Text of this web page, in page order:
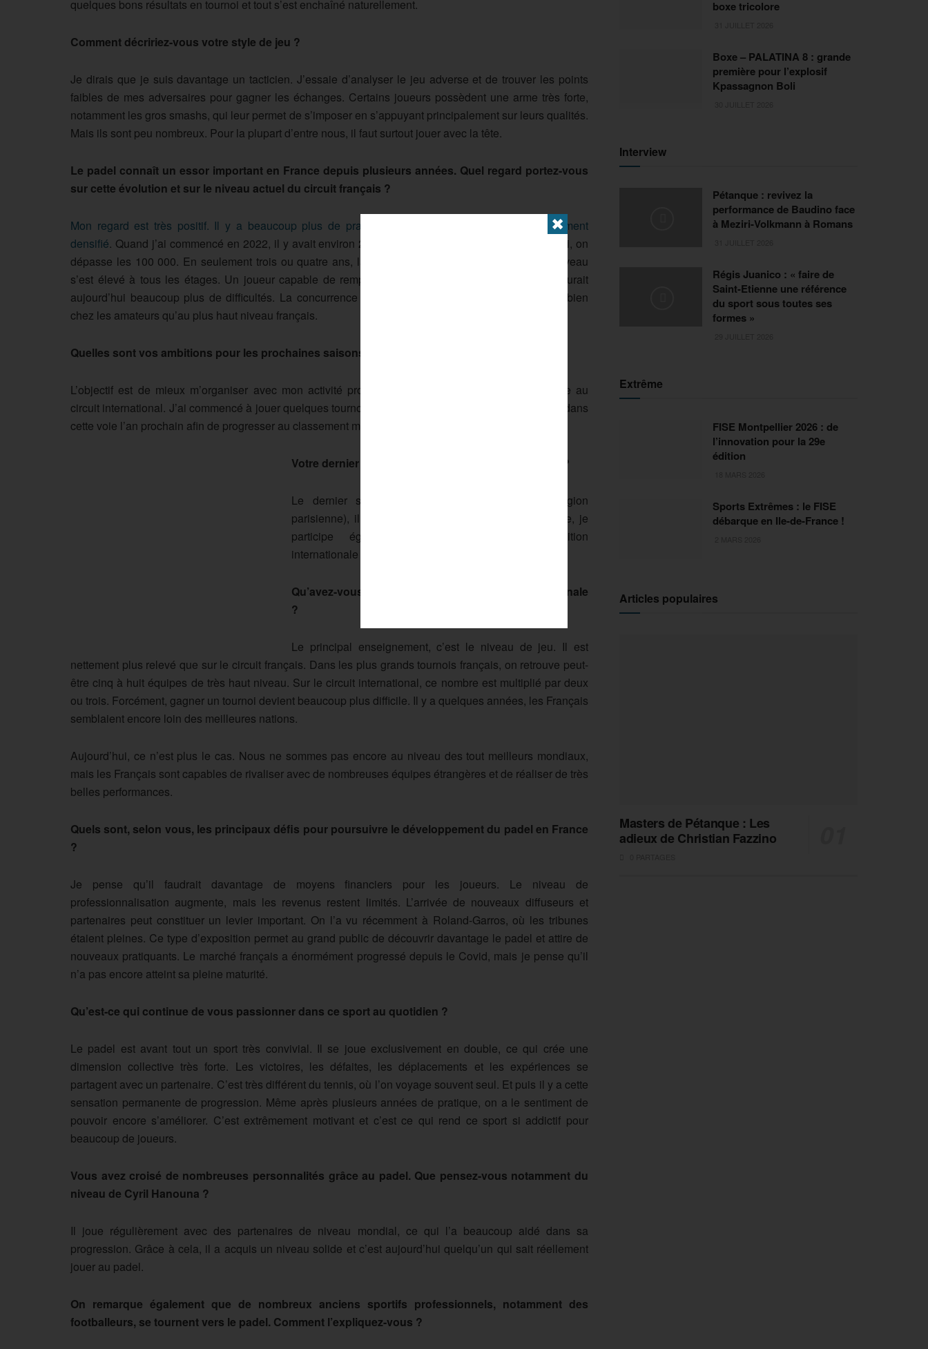
quelques bons résultats en tournoi et tout s’est enchaîné naturellement.
Comment décririez-vous votre style de jeu ?
Je dirais que je suis davantage un tacticien. J’essaie d’analyser le jeu adverse et de trouver les points
faibles de mes adversaires pour gagner les échanges. Certains joueurs possèdent une arme très forte,
notamment les gros smashs, qui leur permet de s’imposer en s’appuyant principalement sur leurs qualités.
Mais ils sont peu nombreux. Pour la plupart d’entre nous, il faut surtout jouer avec la tête.
Le padel connaît un essor important en France depuis plusieurs années. Quel regard portez-vous
sur cette évolution et sur le niveau actuel du circuit français ?
Mon regard est très positif. Il y a beaucoup plus de pratiquants et le niveau s’est considérablement
densifié. Quand j’ai commencé en 2022, il y avait environ 20 000 à 30 000 compétiteurs. Aujourd’hui, on
dépasse les 100 000. En seulement trois ou quatre ans, la progression est impressionnante. Le niveau
s’est élevé à tous les étages. Un joueur capable de remporter un P250 il y a quelques années aurait
aujourd’hui beaucoup plus de difficultés. La concurrence est devenue beaucoup plus forte, aussi bien
chez les amateurs qu’au plus haut niveau français.
Quelles sont vos ambitions pour les prochaines saisons, sur le plan sportif comme personnel ?
L’objectif est de mieux m’organiser avec mon activité professionnelle afin de participer davantage au
circuit international. J’ai commencé à jouer quelques tournois internationaux et j’aimerais poursuivre dans
cette voie l’an prochain afin de progresser au classement mondial.
Votre dernier tournoi international remonte à quand ?
Le dernier s’est déroulé à Marnes-la-Coquette (région
parisienne), il y a une dizaine de jours. Cette semaine, je
participe également à une nouvelle compétition
internationale à Bandol.
Qu’avez-vous retenu de cette expérience internationale
?
Le principal enseignement, c’est le niveau de jeu. Il est
nettement plus relevé que sur le circuit français. Dans les plus grands tournois français, on retrouve peut-
être cinq à huit équipes de très haut niveau. Sur le circuit international, ce nombre est multiplié par deux
ou trois. Forcément, gagner un tournoi devient beaucoup plus difficile. Il y a quelques années, les Français
semblaient encore loin des meilleures nations.
Aujourd’hui, ce n’est plus le cas. Nous ne sommes pas encore au niveau des tout meilleurs mondiaux,
mais les Français sont capables de rivaliser avec de nombreuses équipes étrangères et de réaliser de très
belles performances.
Quels sont, selon vous, les principaux défis pour poursuivre le développement du padel en France
?
Je pense qu’il faudrait davantage de moyens financiers pour les joueurs. Le niveau de
professionnalisation augmente, mais les revenus restent limités. L’arrivée de nouveaux diffuseurs et
partenaires peut constituer un levier important. On l’a vu récemment à Roland-Garros, où les tribunes
étaient pleines. Ce type d’exposition permet au grand public de découvrir davantage le padel et attire de
nouveaux pratiquants. Le marché français a énormément progressé depuis le Covid, mais je pense qu’il
n’a pas encore atteint sa pleine maturité.
Qu’est-ce qui continue de vous passionner dans ce sport au quotidien ?
Le padel est avant tout un sport très convivial. Il se joue exclusivement en double, ce qui crée une
dimension collective très forte. Les victoires, les défaites, les déplacements et les expériences se
partagent avec un partenaire. C’est très différent du tennis, où l’on voyage souvent seul. Et puis il y a cette
sensation permanente de progression. Même après plusieurs années de pratique, on a le sentiment de
pouvoir encore s’améliorer. C’est extrêmement motivant et c’est ce qui rend ce sport si addictif pour
beaucoup de joueurs.
Vous avez croisé de nombreuses personnalités grâce au padel. Que pensez-vous notamment du
niveau de Cyril Hanouna ?
Il joue régulièrement avec des partenaires de niveau mondial, ce qui l’a beaucoup aidé dans sa
progression. Grâce à cela, il a acquis un niveau solide et c’est aujourd’hui quelqu’un qui sait réellement
jouer au padel.
On remarque également que de nombreux anciens sportifs professionnels, notamment des
footballeurs, se tournent vers le padel. Comment l’expliquez-vous ?
boxe tricolore
Boxe – PALATINA 8 : grande
première pour l’explosif
Kpassagnon Boli
Interview
Pétanque : revivez la
performance de Baudino face
à Meziri-Volkmann à Romans
Régis Juanico : « faire de
Saint-Etienne une référence
du sport sous toutes ses
formes »
Extrême
FISE Montpellier 2026 : de
l’innovation pour la 29e
édition
Sports Extrêmes : le FISE
débarque en Ile-de-France !
Articles populaires
Masters de Pétanque : Les
adieux de Christian Fazzino
✖